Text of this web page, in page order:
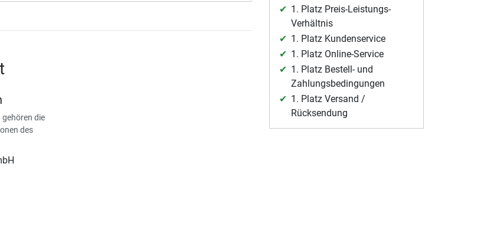
die
des
1. Platz Preis-Leistungs-
Verhältnis
1. Platz Kundenservice
1. Platz Online-Service
1. Platz Bestell- und
Zahlungsbedingungen
1. Platz Versand /
Rücksendung